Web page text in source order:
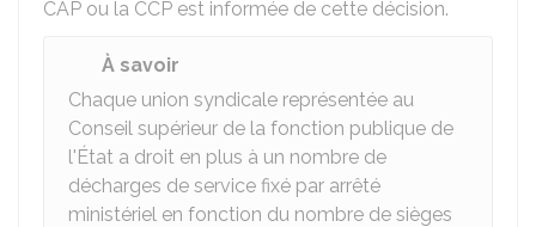
CAP ou la CCP est informée de cette décision.
À savoir
Chaque union syndicale représentée au
Conseil supérieur de la fonction publique de
l'État a droit en plus à un nombre de
décharges de service fixé par arrêté
ministériel en fonction du nombre de sièges